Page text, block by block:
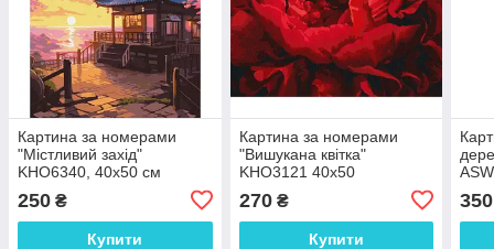
Картина за номерами
"Містливий захід"
KHO6340, 40х50 см
250 ₴
Купити
Картина за номерами
"Вишукана квітка"
KHO3121 40х50
270₴
Купити
350